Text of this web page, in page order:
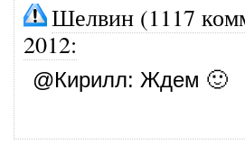
Шелвин (1117
2012:
@Кирилл: Ждем 🙂